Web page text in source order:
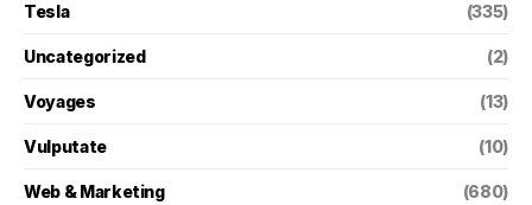
Tesla (335)
Uncategorized (2)
Voyages (13)
Vulputate (10)
Web & Marketing (680)